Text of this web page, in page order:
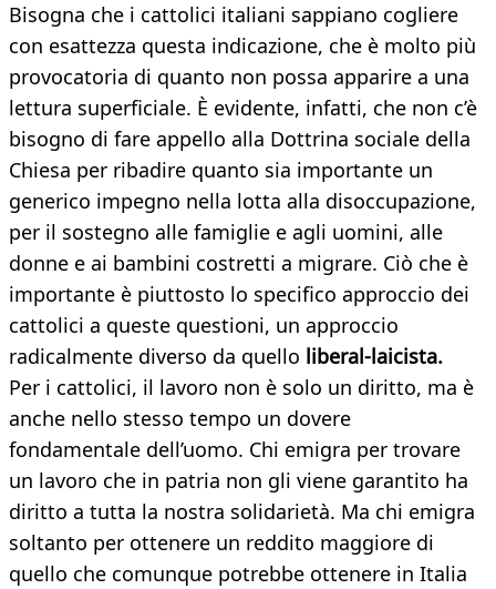
Bisogna che i cattolici italiani sappiano cogliere
con esattezza questa indicazione, che è molto più
provocatoria di quanto non possa apparire a una
lettura superficiale. È evidente, infatti, che non c’è
bisogno di fare appello alla Dottrina sociale della
Chiesa per ribadire quanto sia importante un
generico impegno nella lotta alla disoccupazione,
per il sostegno alle famiglie e agli uomini, alle
donne e ai bambini costretti a migrare. Ciò che è
importante è piuttosto lo specifico approccio dei
cattolici a queste questioni, un approccio
radicalmente diverso da quello liberal-laicista.
Per i cattolici, il lavoro non è solo un diritto, ma è
anche nello stesso tempo un dovere
fondamentale dell’uomo. Chi emigra per trovare
un lavoro che in patria non gli viene garantito ha
diritto a tutta la nostra solidarietà. Ma chi emigra
soltanto per ottenere un reddito maggiore di
quello che comunque potrebbe ottenere in Italia